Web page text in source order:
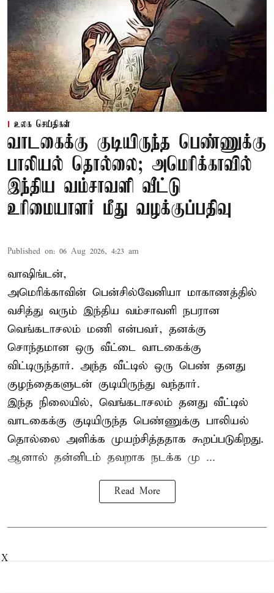
உலக செய்திகள்
வாடகைக்கு குடியிருந்த பெண்ணுக்கு
பாலியல் தொல்லை; அமெரிக்காவில்
இந்திய வம்சாவளி வீட்டு
உரிமையாளர் மீது வழக்குப்பதிவு
Published on: 06 Aug 2026, 4:23 am
வாஷிங்டன்,
அமெரிக்காவின் பென்சில்வேனியா மாகாணத்தில்
வசித்து வரும் இந்திய வம்சாவளி நபரான
வெங்கடாசலம் மணி என்பவர், தனக்கு
சொந்தமான ஒரு வீட்டை வாடகைக்கு
விட்டிருந்தார். அந்த வீட்டில் ஒரு பெண் தனது
குழந்தைகளுடன் குடியிருந்து வந்தார்.
இந்த நிலையில், வெங்கடாசலம் தனது வீட்டில்
வாடகைக்கு குடியிருந்த பெண்ணுக்கு பாலியல்
தொல்லை அளிக்க முயற்சித்ததாக கூறப்படுகிறது.
ஆனால் தன்னிடம் தவறாக நடக்க மு ...
Read More
X